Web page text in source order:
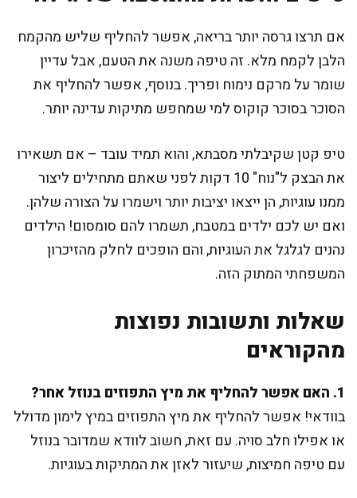
אם תרצו גרסה יותר בריאה, אפשר להחליף שליש מהקמח
הלבן לקמח מלא. זה טיפה משנה את הטעם, אבל עדיין
שומר על מרקם נימוח ופריך. בנוסף, אפשר להחליף את
הסוכר בסוכר קוקוס למי שמחפש מתיקות עדינה יותר.
טיפ קטן שקיבלתי מסבתא, והוא תמיד עובד – אם תשאירו
את הבצק ל"נוח" 10 דקות לפני שאתם מתחילים ליצור
ממנו עוגיות, הן ייצאו יציבות יותר וישמרו על הצורה שלהן.
ואם יש לכם ילדים במטבח, תשמרו להם סומסום! הילדים
נהנים לגלגל את העוגיות, והם הופכים לחלק מהזיכרון
המשפחתי המתוק הזה.
שאלות ותשובות נפוצות
מהקוראים
1. האם אפשר להחליף את מיץ התפוזים בנוזל אחר?
בוודאי! אפשר להחליף את מיץ התפוזים במיץ לימון מדולל
או אפילו חלב סויה. עם זאת, חשוב לוודא שמדובר בנוזל
עם טיפה חמיצות, שיעזור לאזן את המתיקות בעוגיות.